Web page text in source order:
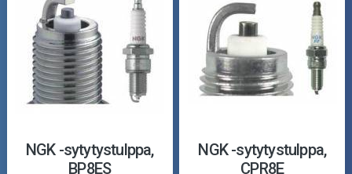
NGK -sytytystulppa,
BP8ES
NGK -sytytystulppa,
CPR8E